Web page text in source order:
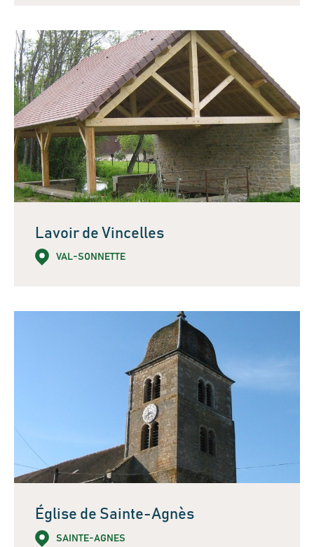
Lavoir de Vincelles
VAL-SONNETTE
Église de Sainte-Agnès
SAINTE-AGNES